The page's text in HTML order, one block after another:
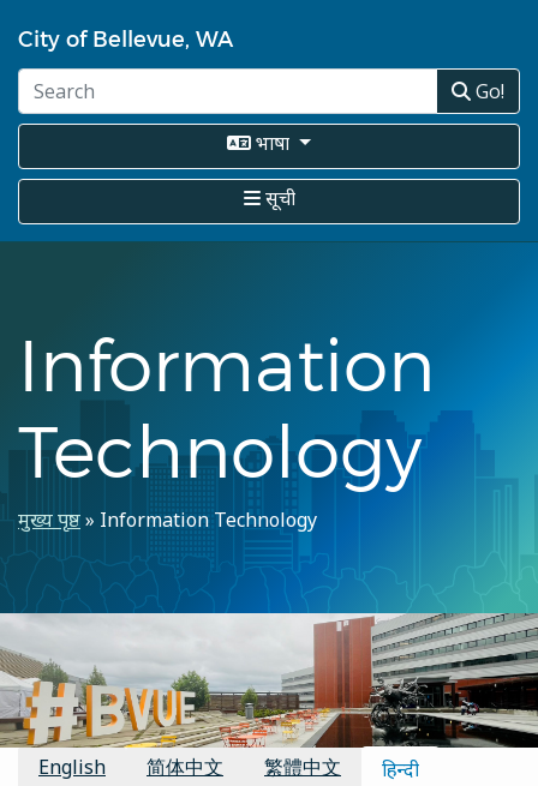
main
content
City of Bellevue, WA
Go!
भाषा
सूची
Information
Technology
पग
चिन्ह
मुख्य पृष्ठ Information Technology
उपलब्ध अनुवाद
English 简体中文 繁體中文
हिन्दी